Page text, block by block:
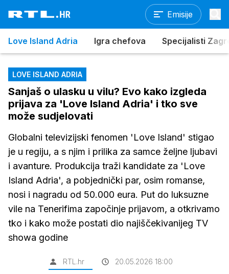
Emisije
Love Island Adria Igra chefova Specijalisti
LOVE ISLAND ADRIA
Sanjaš o ulasku u vilu? Evo kako izgleda
prijava za 'Love Island Adria' i tko sve
može sudjelovati
Globalni televizijski fenomen 'Love Island' stigao
je u regiju, a s njim i prilika za samce željne ljubavi
i avanture. Produkcija traži kandidate za 'Love
Island Adria', a pobjednički par, osim romanse,
nosi i nagradu od 50.000 eura. Put do luksuzne
vile na Tenerifima započinje prijavom, a otkrivamo
tko i kako može postati dio najiščekivanijeg TV
showa godine
RTL.hr 20.05.2026 18:00